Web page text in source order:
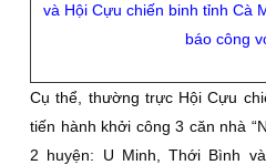
và Hội Cựu chiến binh tỉnh Cà
báo công
Cụ thể, thường trực Hội Cựu
tiến hành khởi công 3 căn nhà
2 huyện: U Minh, Thới Bình